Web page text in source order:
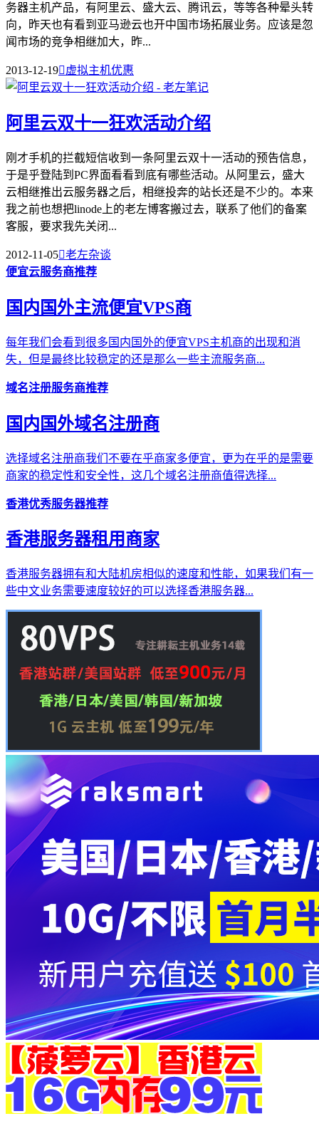
务器主机产品，有阿里云、盛大云、腾讯云，等等各种晕头转
向，昨天也有看到亚马逊云也开中国市场拓展业务。应该是忽
闻市场的竞争相继加大，昨...
2013-12-19虚拟主机优惠
阿里云双十一狂欢活动介绍
刚才手机的拦截短信收到一条阿里云双十一活动的预告信息，
于是乎登陆到PC界面看看到底有哪些活动。从阿里云，盛大
云相继推出云服务器之后，相继投奔的站长还是不少的。本来
我之前也想把linode上的老左博客搬过去，联系了他们的备案
客服，要求我先关闭...
2012-11-05老左杂谈
便宜云服务商推荐
国内国外主流便宜VPS商
每年我们会看到很多国内国外的便宜VPS主机商的出现和消
失，但是最终比较稳定的还是那么一些主流服务商...
域名注册服务商推荐
国内国外域名注册商
选择域名注册商我们不要在乎商家多便宜，更为在乎的是需要
商家的稳定性和安全性，这几个域名注册商值得选择...
香港优秀服务器推荐
香港服务器租用商家
香港服务器拥有和大陆机房相似的速度和性能，如果我们有一
些中文业务需要速度较好的可以选择香港服务器...